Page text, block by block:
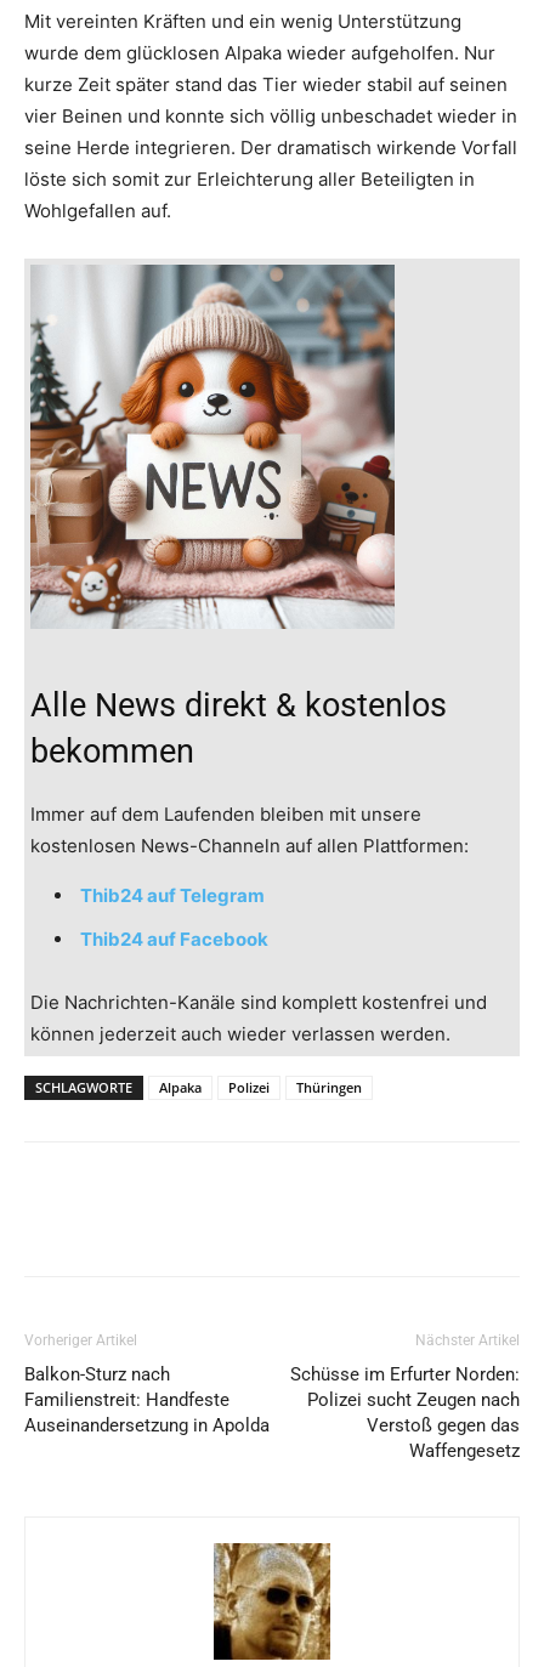
Mit vereinten Kräften und ein wenig Unterstützung
wurde dem glücklosen Alpaka wieder aufgeholfen. Nur
kurze Zeit später stand das Tier wieder stabil auf seinen
vier Beinen und konnte sich völlig unbeschadet wieder in
seine Herde integrieren. Der dramatisch wirkende Vorfall
löste sich somit zur Erleichterung aller Beteiligten in
Wohlgefallen auf.
Alle News direkt & kostenlos
bekommen
Immer auf dem Laufenden bleiben mit unsere
kostenlosen News-Channeln auf allen Plattformen:
Thib24 auf Telegram
Thib24 auf Facebook
Die Nachrichten-Kanäle sind komplett kostenfrei und
können jederzeit auch wieder verlassen werden.
SCHLAGWORTE Alpaka Polizei Thüringen
Vorheriger Artikel
Balkon-Sturz nach
Familienstreit: Handfeste
Auseinandersetzung in Apolda
Nächster Artikel
Schüsse im Erfurter Norden:
Polizei sucht Zeugen nach
Verstoß gegen das
Waffengesetz